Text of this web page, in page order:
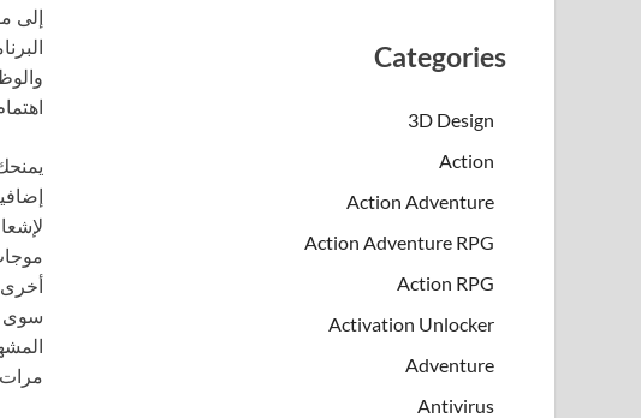
سوى
مرات
Categories
3D Design
Action
Action Adventure
Action Adventure RPG
Action RPG
Activation Unlocker
Adventure
Antivirus